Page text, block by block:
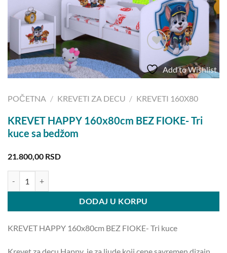
Add to Wishlist
POČETNA / KREVETI ZA DECU / KREVETI 160X80
KREVET HAPPY 160x80cm BEZ FIOKE- Tri
kuce sa bedžom
21.800,00 RSD
DODAJ U KORPU
KREVET HAPPY 160x80cm BEZ FIOKE- Tri kuce